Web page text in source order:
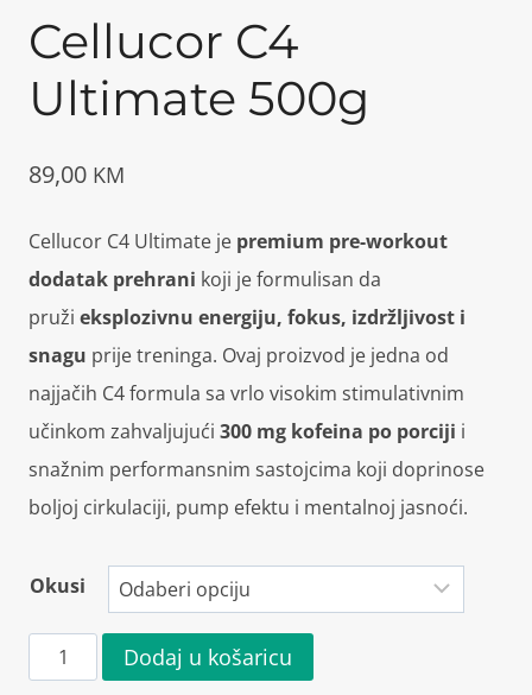
Cellucor C4
Ultimate 500g
89,00 KM
Cellucor C4 Ultimate je premium pre-workout
dodatak prehrani koji je formulisan da
pruži eksplozivnu energiju, fokus, izdržljivost i
snagu prije treninga. Ovaj proizvod je jedna od
najjačih C4 formula sa vrlo visokim stimulativnim
učinkom zahvaljujući 300 mg kofeina po porciji i
snažnim performansnim sastojcima koji doprinose
boljoj cirkulaciji, pump efektu i mentalnoj jasnoći.
Okusi
Cellucor
C4
Dodaj u košaricu